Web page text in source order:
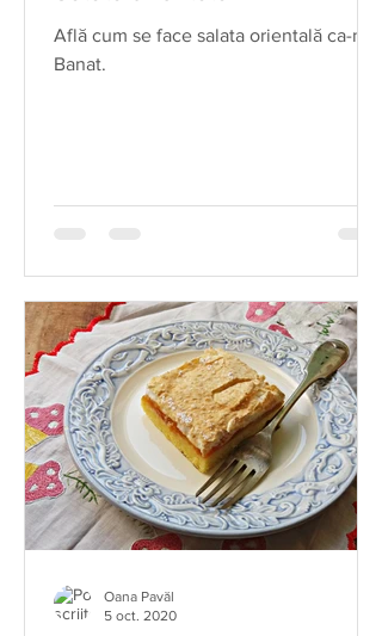
Află cum se face salata orientală ca-n
Banat.
Oana Pavăl
5 oct. 2020